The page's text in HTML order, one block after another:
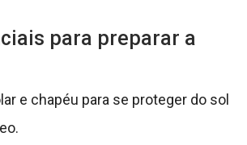
para preparar a
e chapéu para se proteger do sol